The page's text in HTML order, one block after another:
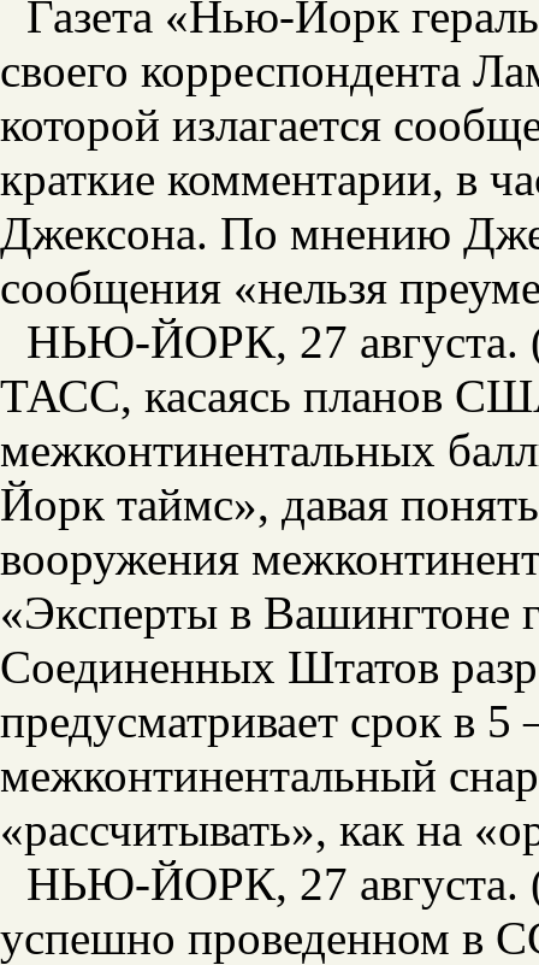
Газета «Нью-Йорк
своего корреспондента
которой излагается
краткие комментарии, в
Джексона. По мнению
сообщения «нельзя
НЬЮ-ЙОРК, 27 августа.
ТАСС, касаясь планов
межконтинентальных
Йорк таймс», давая
вооружения
«Эксперты в Вашингтоне
Соединенных Штатов
предусматривает срок в
межконтинентальный
«рассчитывать», как на
НЬЮ-ЙОРК, 27
успешно проведенном в